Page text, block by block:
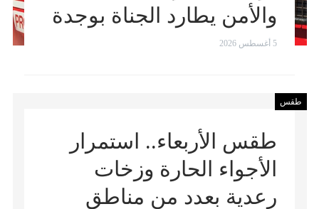
والأمن يطارد الجناة بوجدة
5 أغسطس 2026
طقس
طقس الأربعاء.. استمرار
الأجواء الحارة وزخات
رعدية بعدد من مناطق